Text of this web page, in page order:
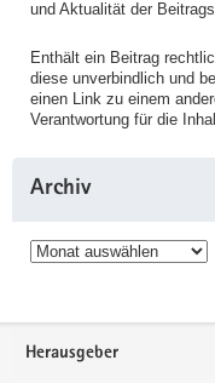
und Aktualität der
Enthält ein Beitrag
diese unverbindlich und
einen Link zu einem
Verantwortung für die
Archiv
Archiv
Service
Herausgeber